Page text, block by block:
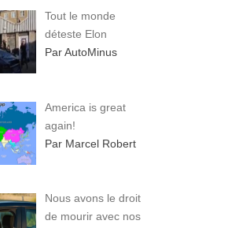
Tout le monde
déteste Elon
Par AutoMinus
America is great
again!
Par Marcel Robert
Nous avons le droit
de mourir avec nos